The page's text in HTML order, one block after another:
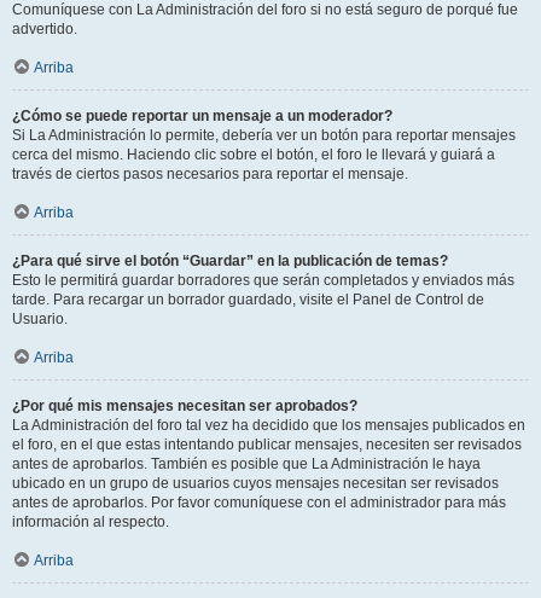
Comuníquese con La Administración del foro si no está seguro de porqué fue
advertido.
Arriba
¿Cómo se puede reportar un mensaje a un moderador?
Si La Administración lo permite, debería ver un botón para reportar mensajes
cerca del mismo. Haciendo clic sobre el botón, el foro le llevará y guiará a
través de ciertos pasos necesarios para reportar el mensaje.
Arriba
¿Para qué sirve el botón “Guardar” en la publicación de temas?
Esto le permitirá guardar borradores que serán completados y enviados más
tarde. Para recargar un borrador guardado, visite el Panel de Control de
Usuario.
Arriba
¿Por qué mis mensajes necesitan ser aprobados?
La Administración del foro tal vez ha decidido que los mensajes publicados en
el foro, en el que estas intentando publicar mensajes, necesiten ser revisados
antes de aprobarlos. También es posible que La Administración le haya
ubicado en un grupo de usuarios cuyos mensajes necesitan ser revisados
antes de aprobarlos. Por favor comuníquese con el administrador para más
información al respecto.
Arriba